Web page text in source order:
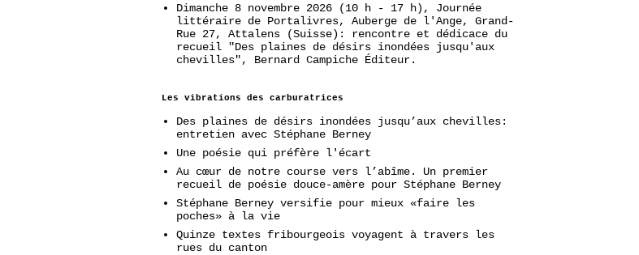
Dimanche 8 novembre 2026 (10 h - 17 h), Journée
littéraire de Portalivres, Auberge de l'Ange, Grand-
Rue 27, Attalens (Suisse): rencontre et dédicace du
recueil "Des plaines de désirs inondées jusqu'aux
chevilles", Bernard Campiche Éditeur.
Les vibrations des carburatrices
Des plaines de désirs inondées jusqu’aux chevilles:
entretien avec Stéphane Berney
Une poésie qui préfère l'écart
Au cœur de notre course vers l’abîme. Un premier
recueil de poésie douce-amère pour Stéphane Berney
Stéphane Berney versifie pour mieux «faire les
poches» à la vie
Quinze textes fribourgeois voyagent à travers les
rues du canton